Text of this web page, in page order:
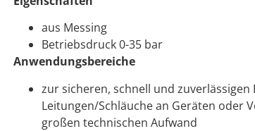
aus Messing
Betriebsdruck 0-35 bar
Anwendungsbereiche
zur sicheren, schnell und zuverlässigen
Leitungen/Schläuche an Geräten oder
großen technischen Aufwand